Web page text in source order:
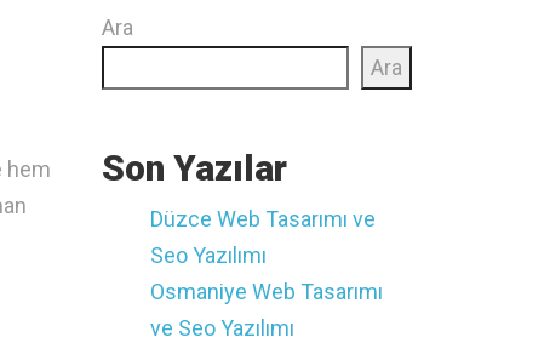
hem
Ara
Ara
Son Yazılar
Düzce ‎Web Tasarımı ve
Seo Yazılımı
Osmaniye ‎Web Tasarımı
ve Seo Yazılımı